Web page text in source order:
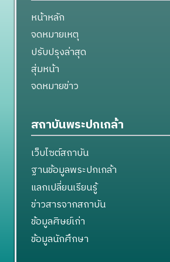
หน้าหลัก
จดหมายเหตุ
ปรับปรุงล่าสุด
สุ่มหน้า
จดหมายข่าว
สถาบันพระปกเกล้า
เว็บไซต์สถาบัน
ฐานข้อมูลพระปกเกล้า
แลกเปลี่ยนเรียนรู้
ข่าวสารจากสถาบัน
ข้อมูลศิษย์เก่า
ข้อมูลนักศึกษา